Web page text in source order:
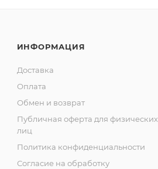
ИНФОРМАЦИЯ
Доставка
Оплата
Обмен и возврат
Публичная оферта для физических
лиц
Политика конфиденциальности
Согласие на обработку